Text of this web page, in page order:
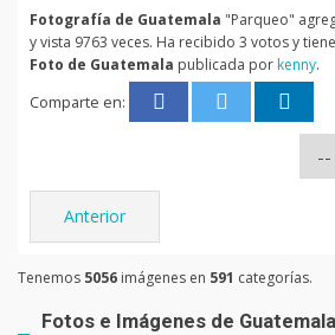
Fotografía de Guatemala "Parqueo"
y vista 9763 veces. Ha recibido 3 votos y
Foto de Guatemala publicada porkenny.
Comparte en:
Anterior
Tenemos 5056 imágenes en 591 categorías.
Fotos e Imágenes de